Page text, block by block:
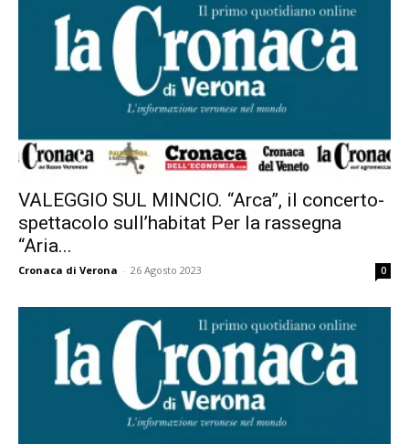
VALEGGIO SUL MINCIO. “Arca”, il concerto-
spettacolo sull’habitat Per la rassegna
“Aria...
Cronaca di Verona - 26 Agosto 2023 0